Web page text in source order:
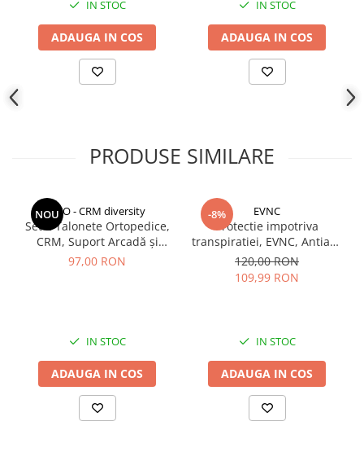
Zambeste cu incredere si bucura-te de un aspect mai stralucitor
al dintilor, fara costuri mari si fara vizite repetate la stomatolog.
IN STOC
ADAUGA IN COS
IN STOC
ADAUGA IN COS
PRODUSE SIMILARE
NOUCCO - CRM diversity
Set 2 Talonete Ortopedice,
CRM, Suport Arcadă și
Amortizare, Negru-Albastru
97,00 RON
IN STOC
ADAUGA IN COS
-8% EVNC
Protectie impotriva
transpiratiei, EVNC, Antiaxa
Shield, absoarbe eficient
transpiratia
120,00 RON
109,99 RON
IN STOC
ADAUGA IN COS